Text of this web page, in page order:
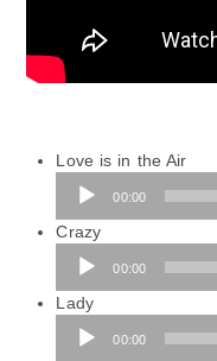
Love is in the Air
Audio-
Player
00:00
Crazy
Audio-
Player
00:00
Lady
Audio-
Player
00:00